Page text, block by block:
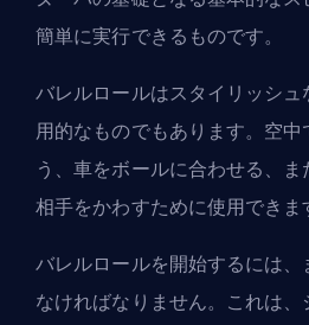
簡単に実行できるものです。
バレルロールはスタイリッシ
用的なものでもあります。空
う、車をボールに合わせる、
相手をかわすために使用できま
バレルロールを開始するには
なければなりません。これは